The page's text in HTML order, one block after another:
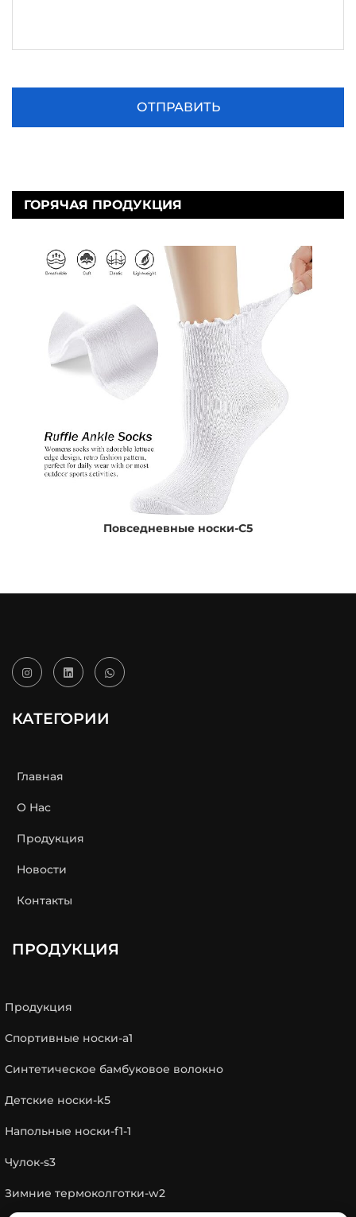
ГОРЯЧАЯ ПРОДУКЦИЯ
Повседневные носки-C5
КАТЕГОРИИ
Главная
О Нас
Продукция
Новости
Контакты
ПРОДУКЦИЯ
Продукция
Спортивные носки-a1
Синтетическое бамбуковое волокно
Детские носки-k5
Напольные носки-f1-1
Чулок-s3
Зимние термоколготки-w2